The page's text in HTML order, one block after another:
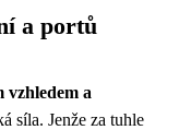
a portů
vzhledem a
síla. Jenže za tuhle